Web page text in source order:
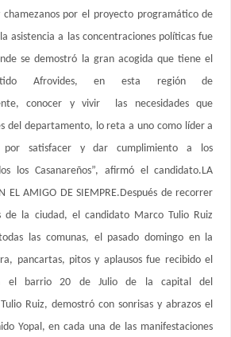
por el proyecto programático de
asistencia a las concentraciones políticas fue
se demostró la gran acogida que tiene el
Afrovides, en esta región de
conocer y vivir las necesidades que
del departamento, lo reta a uno como líder a
por satisfacer y dar cumplimiento a los
los Casanareños”, afirmó el candidato.LA
EL AMIGO DE SIEMPRE.Después de recorrer
de la ciudad, el candidato Marco Tulio Ruiz
las comunas, el pasado domingo en la
pancartas, pitos y aplausos fue recibido el
el barrio 20 de Julio de la capital del
Ruiz, demostró con sonrisas y abrazos el
Yopal, en cada una de las manifestaciones